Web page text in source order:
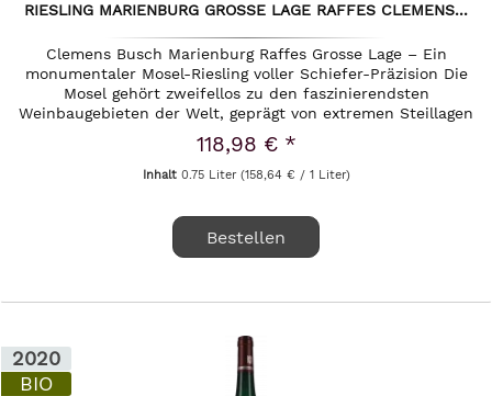
RIESLING MARIENBURG GROSSE LAGE RAFFES CLEMENS...
Clemens Busch Marienburg Raffes Grosse Lage – Ein
monumentaler Mosel-Riesling voller Schiefer-Präzision Die
Mosel gehört zweifellos zu den faszinierendsten
Weinbaugebieten der Welt, geprägt von extremen Steillagen
und dem unnachahmlichen...
118,98 € *
Inhalt 0.75 Liter (158,64 € / 1 Liter)
Bestellen
2020
BIO